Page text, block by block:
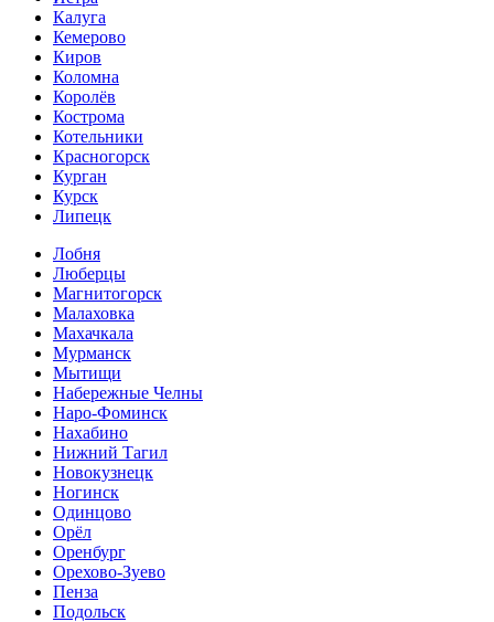
Калуга
Кемерово
Киров
Коломна
Королёв
Кострома
Котельники
Красногорск
Курган
Курск
Липецк
Лобня
Люберцы
Магнитогорск
Малаховка
Махачкала
Мурманск
Мытищи
Набережные Челны
Наро-Фоминск
Нахабино
Нижний Тагил
Новокузнецк
Ногинск
Одинцово
Орёл
Оренбург
Орехово-Зуево
Пенза
Подольск